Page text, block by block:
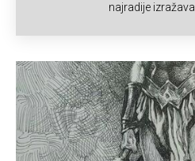
najradije izražava.